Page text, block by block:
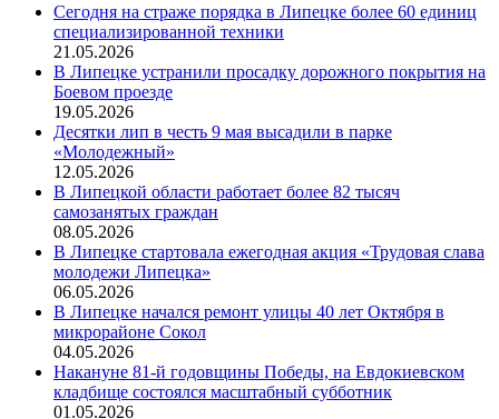
Сегодня на страже порядка в Липецке более 60 единиц
специализированной техники
21.05.2026
В Липецке устранили просадку дорожного покрытия на
Боевом проезде
19.05.2026
Десятки лип в честь 9 мая высадили в парке
«Молодежный»
12.05.2026
В Липецкой области работает более 82 тысяч
самозанятых граждан
08.05.2026
В Липецке стартовала ежегодная акция «Трудовая слава
молодежи Липецка»
06.05.2026
В Липецке начался ремонт улицы 40 лет Октября в
микрорайоне Сокол
04.05.2026
Накануне 81-й годовщины Победы, на Евдокиевском
кладбище состоялся масштабный субботник
01.05.2026